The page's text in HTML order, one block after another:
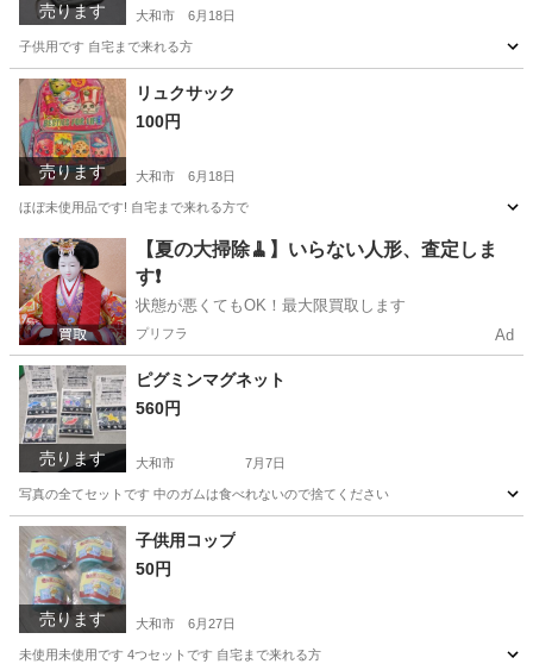
売ります 大和市 6月18日
子供用です 自宅まで来れる方
神奈川 大和市 キッズ用品
売ります
リュクサック
100円
大和市 6月18日
ほぼ未使用品です! 自宅まで来れる方で
神奈川 キッズ用品
【夏の大掃除🧹】いらない人形、査定しま
す❗️
状態が悪くてもOK！最大限買取します
プリフラ Ad
売ります
ピグミンマグネット
560円
大和市 7月7日
写真の全てセットです 中のガムは食べれないので捨てください
神奈川 大和市 パズル セット
売ります
子供用コップ
50円
大和市 6月27日
未使用未使用です 4つセットです 自宅まで来れる方